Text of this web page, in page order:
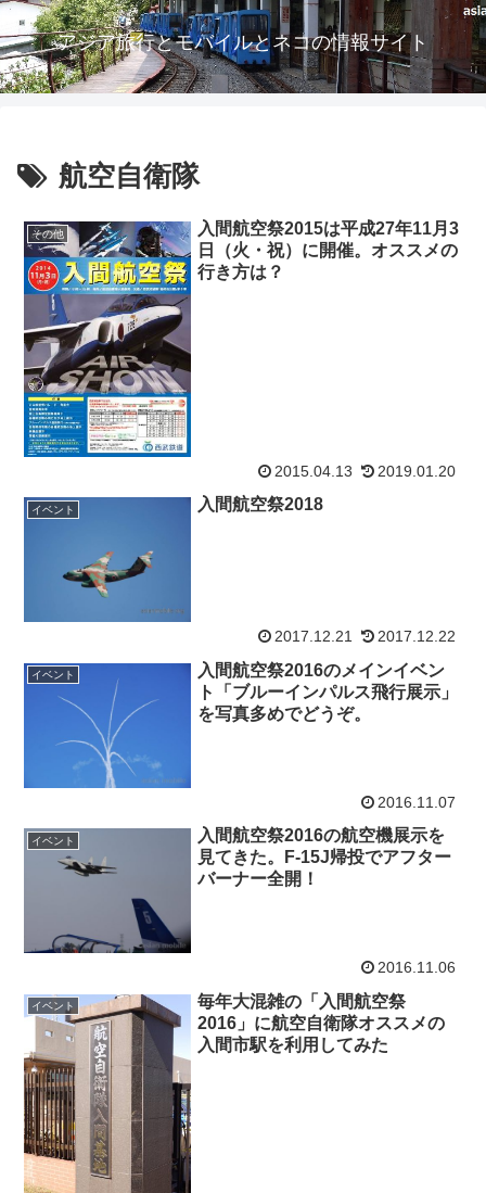
アジア旅行とモバイルとネコの情報サイト
航空自衛隊
その他
入間航空祭2015は平成27年11月3
日（火・祝）に開催。オススメの
行き方は？
2015.04.13 2019.01.20
イベント 入間航空祭2018
2017.12.21 2017.12.22
イベント
入間航空祭2016のメインイベン
ト「ブルーインパルス飛行展示」
を写真多めでどうぞ。
2016.11.07
イベント
入間航空祭2016の航空機展示を
見てきた。F-15J帰投でアフター
バーナー全開！
2016.11.06
イベント
毎年大混雑の「入間航空祭
2016」に航空自衛隊オススメの
入間市駅を利用してみた